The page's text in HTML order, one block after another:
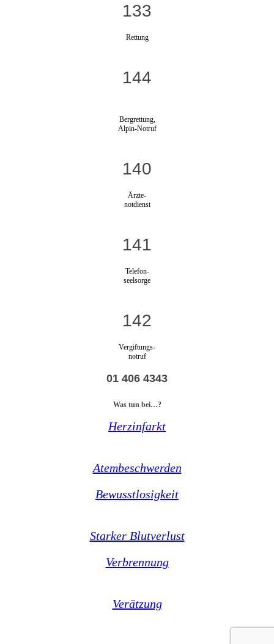
133
Rettung
144
Bergrettung,
Alpin-Notruf
140
Ärzte-
notdienst
141
Telefon-
seelsorge
142
Vergiftungs-
notruf
01 406 4343
Was tun bei…?
Herzinfarkt
Atembeschwerden
Bewusstlosigkeit
Starker Blutverlust
Verbrennung
Verätzung